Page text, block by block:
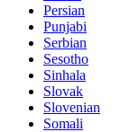
Persian
Punjabi
Serbian
Sesotho
Sinhala
Slovak
Slovenian
Somali